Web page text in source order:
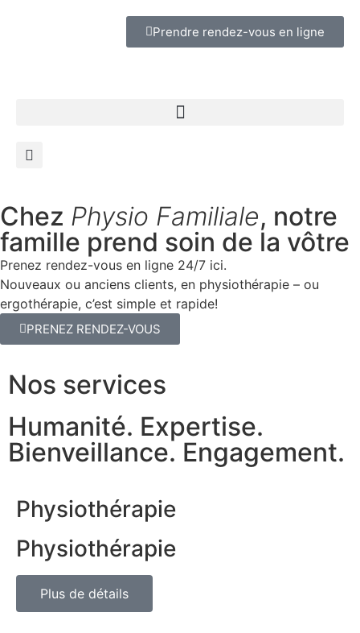
Prendre rendez-vous en ligne
Chez Physio Familiale, notre
famille prend soin de la vôtre
Prenez rendez-vous en ligne 24/7 ici.
Nouveaux ou anciens clients, en physiothérapie – ou
ergothérapie, c’est simple et rapide!
PRENEZ RENDEZ-VOUS
Nos services
Humanité. Expertise.
Bienveillance. Engagement.
Physiothérapie
Physiothérapie
Plus de détails